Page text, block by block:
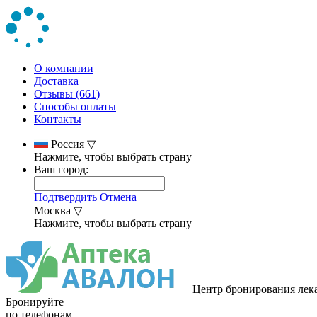
О компании
Доставка
Отзывы (661)
Способы оплаты
Контакты
Россия ▽
Нажмите, чтобы выбрать страну
Ваш город:
Подтвердить Отмена
Москва ▽
Нажмите, чтобы выбрать страну
Центр бронирования
Бронируйте
по телефонам